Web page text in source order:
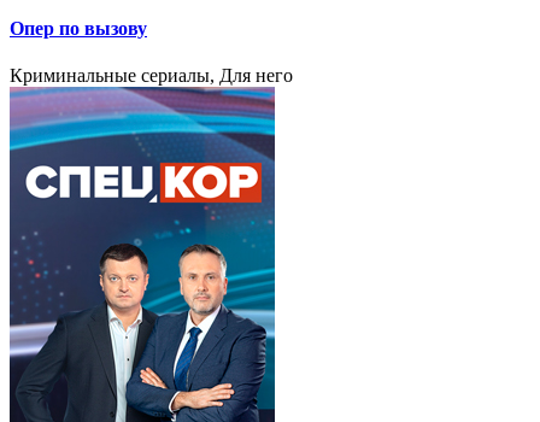
Опер по вызову
Криминальные сериалы, Для него